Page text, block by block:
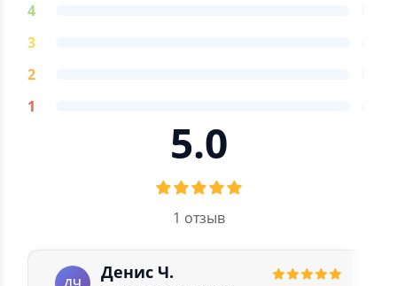
4
3
2
1
5.0
1 отзыв
Денис Ч.